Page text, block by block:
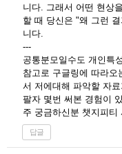
니다. 그래서 어떤 현상
할 때 당신은 "왜 그런
니다.
---
공통분모일수도 개인특
참고로 구글링에 따라오
서 저에대해 파악할 자
팔자 몇번 써본 경험이
주 궁금하신분 챗지피티
답글